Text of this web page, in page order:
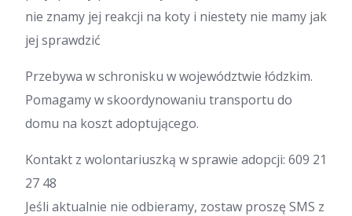
nie znamy jej reakcji na koty i niestety nie mamy jak
jej sprawdzić
Przebywa w schronisku w województwie łódzkim.
Pomagamy w skoordynowaniu transportu do
domu na koszt adoptującego.
Kontakt z wolontariuszką w sprawie adopcji: 609 21
27 48
Jeśli aktualnie nie odbieramy, zostaw proszę SMS z